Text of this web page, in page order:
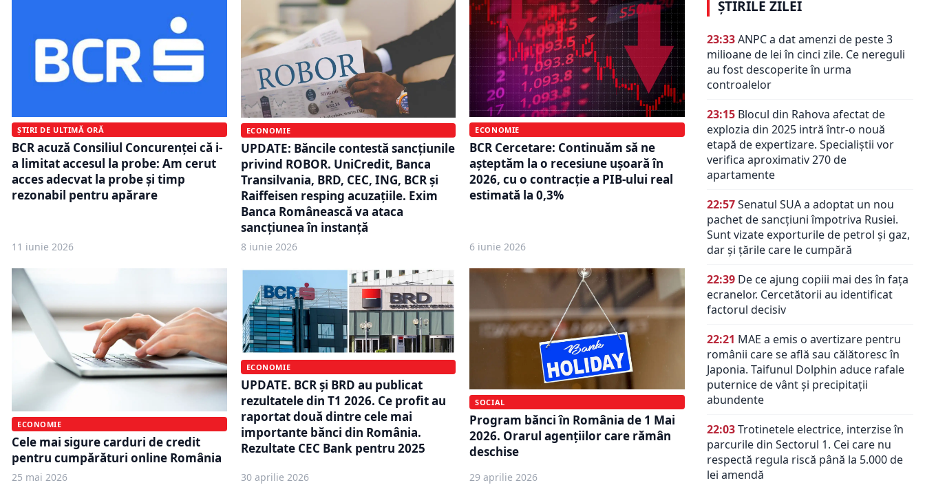
ȘTIRI DE ULTIMĂ ORĂ
BCR acuză Consiliul Concurenței că i-
a limitat accesul la probe: Am cerut
acces adecvat la probe și timp
rezonabil pentru apărare
11 iunie 2026
ECONOMIE
UPDATE: Băncile contestă sancțiunile
privind ROBOR. UniCredit, Banca
Transilvania, BRD, CEC, ING, BCR și
Raiffeisen resping acuzațiile. Exim
Banca Românească va ataca
sancțiunea în instanță
8 iunie 2026
ECONOMIE
BCR Cercetare: Continuăm să ne
așteptăm la o recesiune ușoară în
2026, cu o contracție a PIB-ului real
estimată la 0,3%
6 iunie 2026
ECONOMIE
Cele mai sigure carduri de credit
pentru cumpărături online România
25 mai 2026
ECONOMIE
UPDATE. BCR și BRD au publicat
rezultatele din T1 2026. Ce profit au
raportat două dintre cele mai
importante bănci din România.
Rezultate CEC Bank pentru 2025
30 aprilie 2026
SOCIAL
Program bănci în România de 1 Mai
2026. Orarul agențiilor care rămân
deschise
29 aprilie 2026
ȘTIRILE ZILEI
23:33ANPC a dat amenzi de peste 3
milioane de lei în cinci zile. Ce nereguli
au fost descoperite în urma
controalelor
23:15 Blocul din Rahova afectat de
explozia din 2025 intră într-o nouă
etapă de expertizare. Specialiștii vor
verifica aproximativ 270 de
apartamente
22:57Senatul SUA a adoptat un nou
pachet de sancțiuni împotriva Rusiei.
Sunt vizate exporturile de petrol și gaz,
dar și țările care le cumpără
22:39 De ce ajung copiii mai des în fața
ecranelor. Cercetătorii au identificat
factorul decisiv
22:21 MAE a emis o avertizare pentru
românii care se află sau călătoresc în
Japonia. Taifunul Dolphin aduce rafale
puternice de vânt și precipitații
abundente
22:03Trotinetele electrice, interzise în
parcurile din Sectorul 1. Cei care nu
respectă regula riscă până la 5.000 de
lei amendă